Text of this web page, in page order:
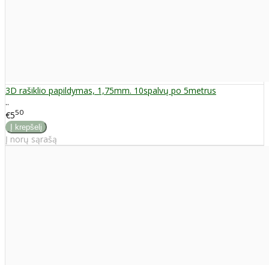
3D rašiklio papildymas, 1,75mm. 10spalvų po 5metrus
..
€550
Į norų sąrašą